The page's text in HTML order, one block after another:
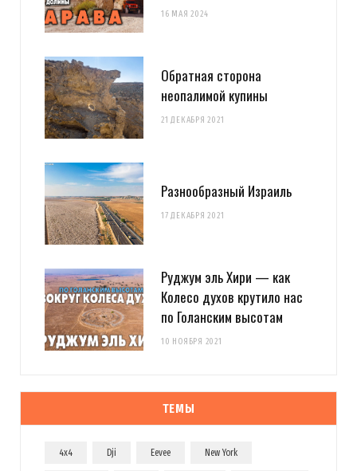
16 МАЯ 2024
Обратная сторона
неопалимой купины
21 ДЕКАБРЯ 2021
Разнообразный Израиль
17 ДЕКАБРЯ 2021
Руджум эль Хири — как
Колесо духов крутило нас
по Голанским высотам
10 НОЯБРЯ 2021
ТЕМЫ
4x4 Dji Eevee New York